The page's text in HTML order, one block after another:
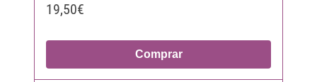
19,50€
Comprar